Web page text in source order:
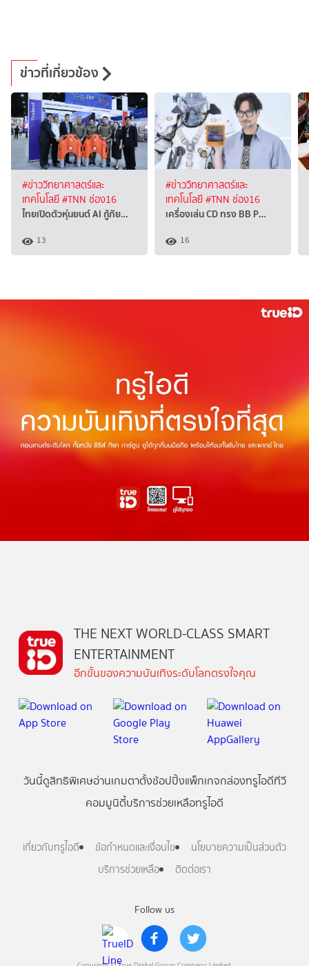
ข่าวที่เกี่ยวข้อง
#ข่าววิทยาศาสตร์และ
เทคโนโลยี#TNN ช่อง16
ไทยเปิดตัวหุ่นยนต์ AI กู้ภัย…
13
#ข่าววิทยาศาสตร์และ
เทคโนโลยี#TNN ช่อง16
เครื่องเล่น CD ทรง BB P…
16
Follow us
THE NEXT WORLD-CLASS SMART
ENTERTAINMENT
อีกขั้นของความบันเทิงระดับโลกตรงใจคุณ
วันนี้ดูสิทธิพิเศษอ่านเกมตาตั้งช้อปปิ้งแพ็กเกจกล่องทรูไอดีทีวี
คอมมูนิตี้บริการช่วยเหลือทรูไอดี
เกี่ยวกับทรูไอดี ข้อกำหนดและเงื่อนไข
นโยบายความเป็นส่วนตัว
บริการช่วยเหลือ
ติดต่อเรา